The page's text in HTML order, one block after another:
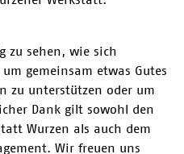
zu sehen, wie sich
gemeinsam etwas Gutes
zu unterstützen oder um
Dank gilt sowohl den
Wurzen als auch dem
Wir freuen uns